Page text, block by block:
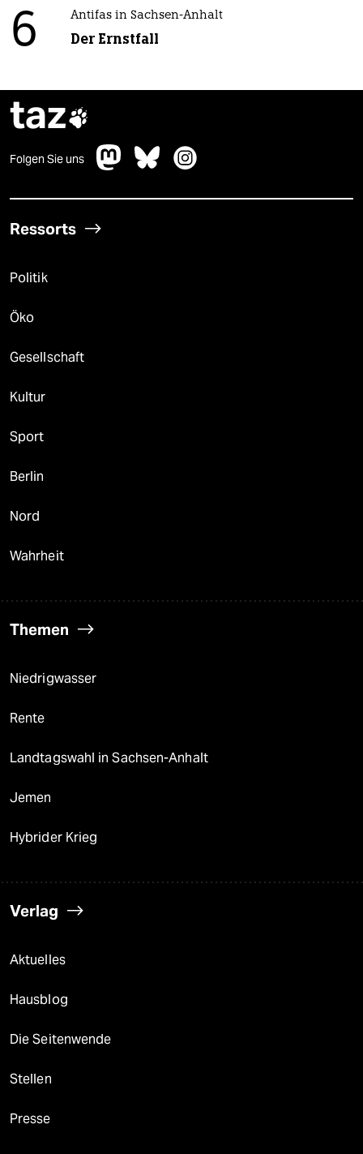
6 Antifas in Sachsen-Anhalt
Der Ernstfall
taz
Folgen Sie uns
Ressorts
Politik
Öko
Gesellschaft
Kultur
Sport
Berlin
Nord
Wahrheit
Themen
Niedrigwasser
Rente
Landtagswahl in Sachsen-Anhalt
Jemen
Hybrider Krieg
Verlag
Aktuelles
Hausblog
Die Seitenwende
Stellen
Presse